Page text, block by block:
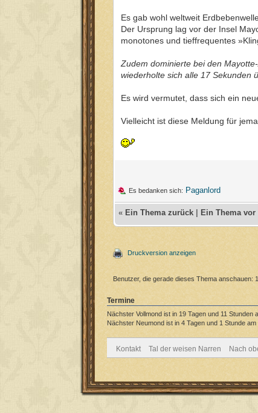
Es gab wohl weltweit
Der Ursprung lag vor der Insel
monotones und tieffrequentes
Zudem dominierte bei den
wiederholte sich alle 17 Sekunden
Es wird vermutet, dass sich ein
Vielleicht ist diese Meldung für
Es bedanken sich: Paganlord
« Ein Thema zurück Ein Thema vor
Druckversion anzeigen
Benutzer, die gerade dieses Thema anschauen:
Termine
Nächster Vollmond ist in 19 Tagen und 11 Stunden
Nächster Neumond ist in 4 Tagen und 1 Stunde
Kontakt Tal der weisen Narren Nach